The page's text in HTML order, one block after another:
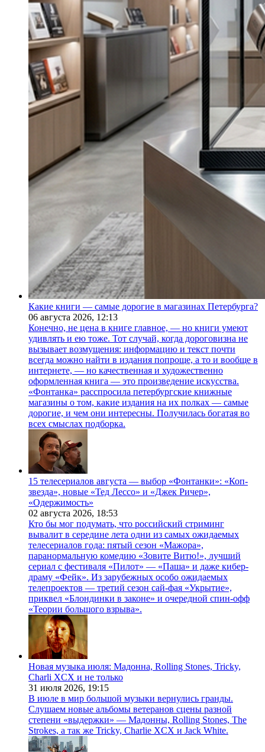
Какие книги — самые дорогие в магазинах Петербурга?
06 августа 2026, 12:13
Конечно, не цена в книге главное, — но книги умеют
удивлять и ею тоже. Тот случай, когда дороговизна не
вызывает возмущения: информацию и текст почти
всегда можно найти в издания попроще, а то и вообще в
интернете, — но качественная и художественно
оформленная книга — это произведение искусства.
«Фонтанка» расспросила петербургские книжные
магазины о том, какие издания на их полках — самые
дорогие, и чем они интересны. Получилась богатая во
всех смыслах подборка.
15 телесериалов августа — выбор «Фонтанки»: «Коп-
звезда», новые «Тед Лессо» и «Джек Ричер»,
«Одержимость»
02 августа 2026, 18:53
Кто бы мог подумать, что российский стриминг
вывалит в середине лета одни из самых ожидаемых
телесериалов года: пятый сезон «Мажора»,
паранормальную комедию «Зовите Витю!», лучший
сериал с фестиваля «Пилот» — «Паша» и даже кибер-
драму «Фейк». Из зарубежных особо ожидаемых
телепроектов — третий сезон сай-фая «Укрытие»,
приквел «Блондинки в законе» и очередной спин-офф
«Теории большого взрыва».
Новая музыка июля: Мадонна, Rolling Stones, Tricky,
Charli XCX и не только
31 июля 2026, 19:15
В июле в мир большой музыки вернулись гранды.
Слушаем новые альбомы ветеранов сцены разной
степени «выдержки» — Мадонны, Rolling Stones, The
Strokes, а так же Tricky, Charlie XCX и Jack White.